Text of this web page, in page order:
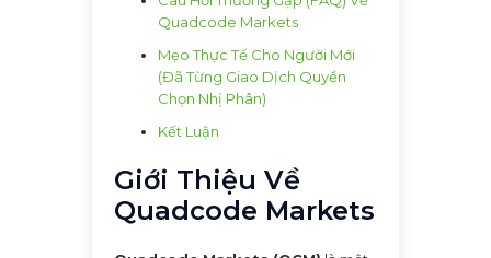
Quadcode Markets
Mẹo Thực Tế Cho Người Mới
(Đã Từng Giao Dịch Quyền
Chọn Nhị Phân)
Kết Luận
Giới Thiệu Về
Quadcode Markets